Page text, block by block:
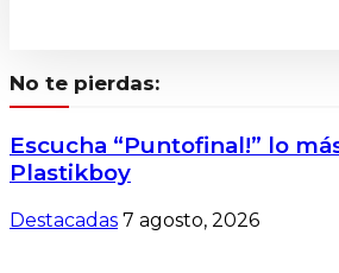
No te pierdas:
Escucha “Puntofinal!” lo
Plastikboy
Destacadas 7 agosto, 2026